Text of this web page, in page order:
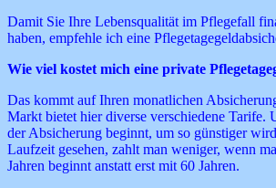
Damit Sie Ihre Lebensqualität im Pflegefall
haben, empfehle ich eine
Wie viel kostet mich eine private
Das kommt auf Ihren monatlichen
Markt bietet hier diverse verschiedene Tarife.
der Absicherung beginnt, um so günstiger
Laufzeit gesehen, zahlt man weniger, wenn
Jahren beginnt anstatt erst mit 60 Jahren.